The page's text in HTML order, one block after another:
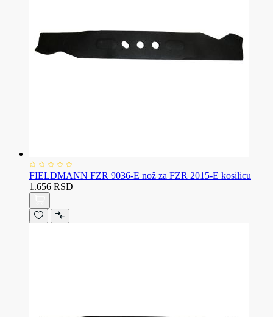
FIELDMANN FZR 9036-E nož za FZR 2015-E kosilicu
1.656 RSD